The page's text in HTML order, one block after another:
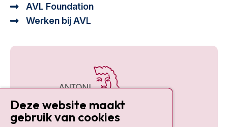
AVL Foundation
Werken bij AVL
Deze website maakt
gebruik van cookies